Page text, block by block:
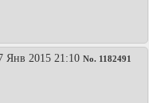
Янв 2015 21:10 No. 1182491